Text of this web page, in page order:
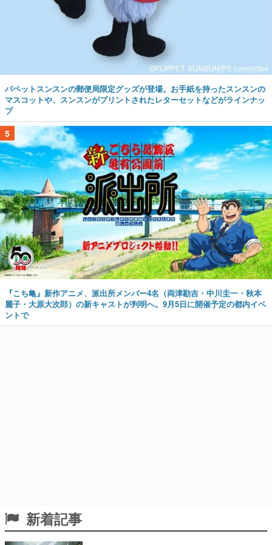
パペットスンスンの郵便局限定グッズが登場。お手紙を持ったスンスンの
マスコットや、スンスンがプリントされたレターセットなどがラインナッ
プ
5
『こち亀』新作アニメ、派出所メンバー4名（両津勘吉・中川圭一・秋本
麗子・大原大次郎）の新キャストが判明へ。9月5日に開催予定の都内イベ
ントで
新着記事